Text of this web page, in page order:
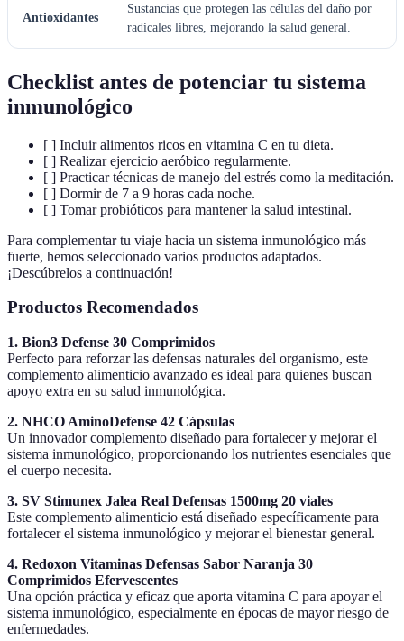
Antioxidantes
Sustancias que protegen las células del daño por
radicales libres, mejorando la salud general.
Checklist antes de potenciar tu sistema
inmunológico
[ ] Incluir alimentos ricos en vitamina C en tu dieta.
[ ] Realizar ejercicio aeróbico regularmente.
[ ] Practicar técnicas de manejo del estrés como la meditación.
[ ] Dormir de 7 a 9 horas cada noche.
[ ] Tomar probióticos para mantener la salud intestinal.
Para complementar tu viaje hacia un sistema inmunológico más
fuerte, hemos seleccionado varios productos adaptados.
¡Descúbrelos a continuación!
Productos Recomendados
1. Bion3 Defense 30 Comprimidos
Perfecto para reforzar las defensas naturales del organismo, este
complemento alimenticio avanzado es ideal para quienes buscan
apoyo extra en su salud inmunológica.
2. NHCO AminoDefense 42 Cápsulas
Un innovador complemento diseñado para fortalecer y mejorar el
sistema inmunológico, proporcionando los nutrientes esenciales que
el cuerpo necesita.
3. SV Stimunex Jalea Real Defensas 1500mg 20 viales
Este complemento alimenticio está diseñado específicamente para
fortalecer el sistema inmunológico y mejorar el bienestar general.
4. Redoxon Vitaminas Defensas Sabor Naranja 30
Comprimidos Efervescentes
Una opción práctica y eficaz que aporta vitamina C para apoyar el
sistema inmunológico, especialmente en épocas de mayor riesgo de
enfermedades.